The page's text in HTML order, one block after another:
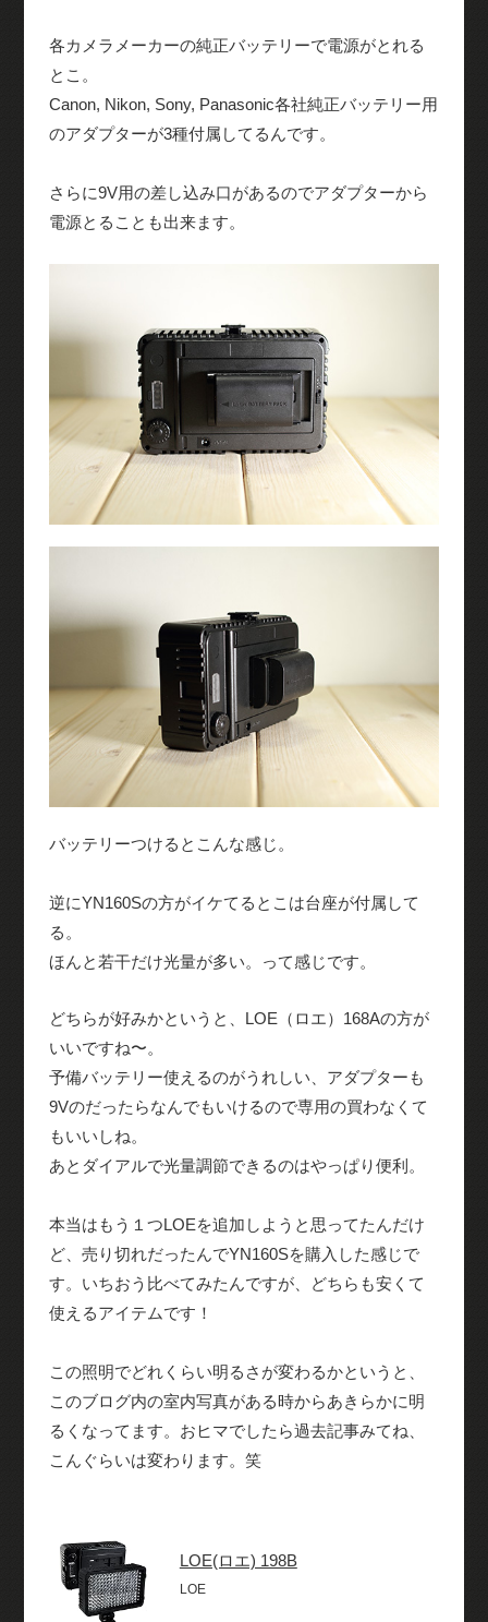
各カメラメーカーの純正バッテリーで電源がとれる
とこ。
Canon, Nikon, Sony, Panasonic各社純正バッテリー用
のアダプターが3種付属してるんです。
さらに9V用の差し込み口があるのでアダプターから
電源とることも出来ます。
バッテリーつけるとこんな感じ。
逆にYN160Sの方がイケてるとこは台座が付属して
る。
ほんと若干だけ光量が多い。って感じです。
どちらが好みかというと、LOE（ロエ）168Aの方が
いいですね〜。
予備バッテリー使えるのがうれしい、アダプターも
9Vのだったらなんでもいけるので専用の買わなくて
もいいしね。
あとダイアルで光量調節できるのはやっぱり便利。
本当はもう１つLOEを追加しようと思ってたんだけ
ど、売り切れだったんでYN160Sを購入した感じで
す。いちおう比べてみたんですが、どちらも安くて
使えるアイテムです！
この照明でどれくらい明るさが変わるかというと、
このブログ内の室内写真がある時からあきらかに明
るくなってます。おヒマでしたら過去記事みてね、
こんぐらいは変わります。笑
LOE(ロエ) 198B
LOE